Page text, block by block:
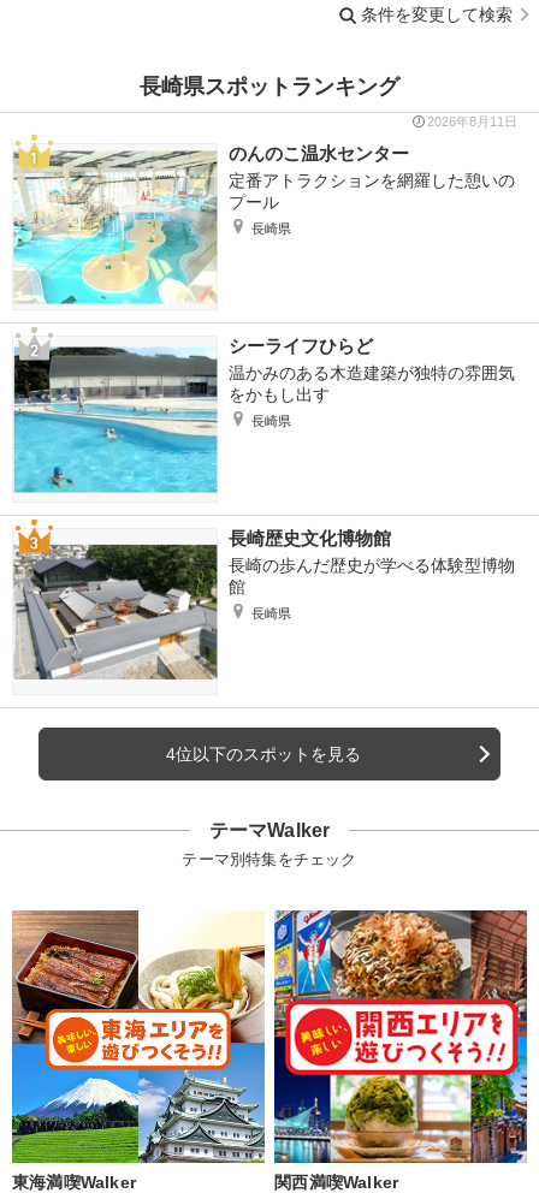
条件を変更して検索
長崎県スポットランキング
2026年8月11日
のんのこ温水センター
定番アトラクションを網羅した憩いの
プール
長崎県
シーライフひらど
温かみのある木造建築が独特の雰囲気
をかもし出す
長崎県
長崎歴史文化博物館
長崎の歩んだ歴史が学べる体験型博物
館
長崎県
4位以下のスポットを見る
テーマWalker
テーマ別特集をチェック
東海満喫Walker 関西満喫Walker